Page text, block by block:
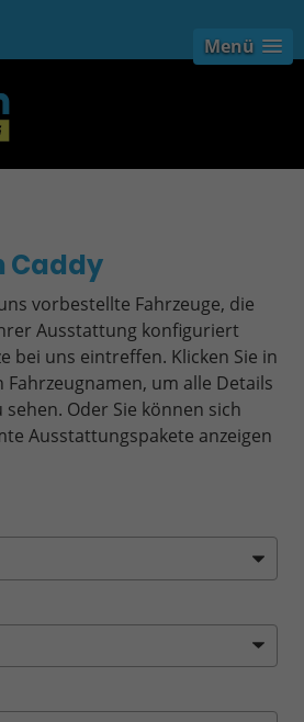
Menü
Caddy
vorbestellte Fahrzeuge, die
Ausstattung konfiguriert
bei uns eintreffen. Klicken Sie in
Fahrzeugnamen, um alle Details
sehen. Oder Sie können sich
Ausstattungspakete anzeigen